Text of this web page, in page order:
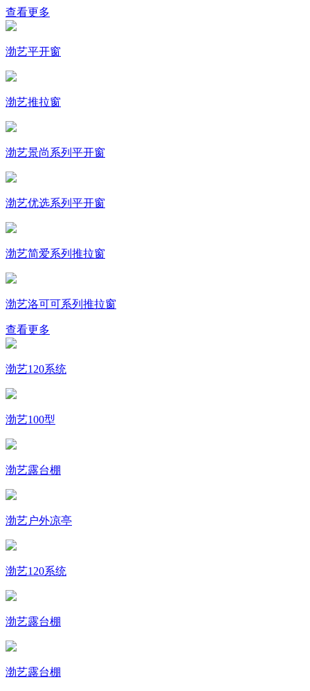
查看更多
渤艺平开窗
渤艺推拉窗
渤艺景尚系列平开窗
渤艺优选系列平开窗
渤艺简爱系列推拉窗
渤艺洛可可系列推拉窗
查看更多
渤艺120系统
渤艺100型
渤艺露台棚
渤艺户外凉亭
渤艺120系统
渤艺露台棚
渤艺露台棚